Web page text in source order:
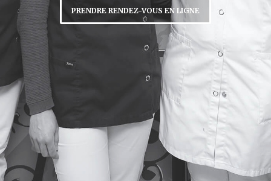
PRENDRE RENDEZ-VOUS EN LIGNE